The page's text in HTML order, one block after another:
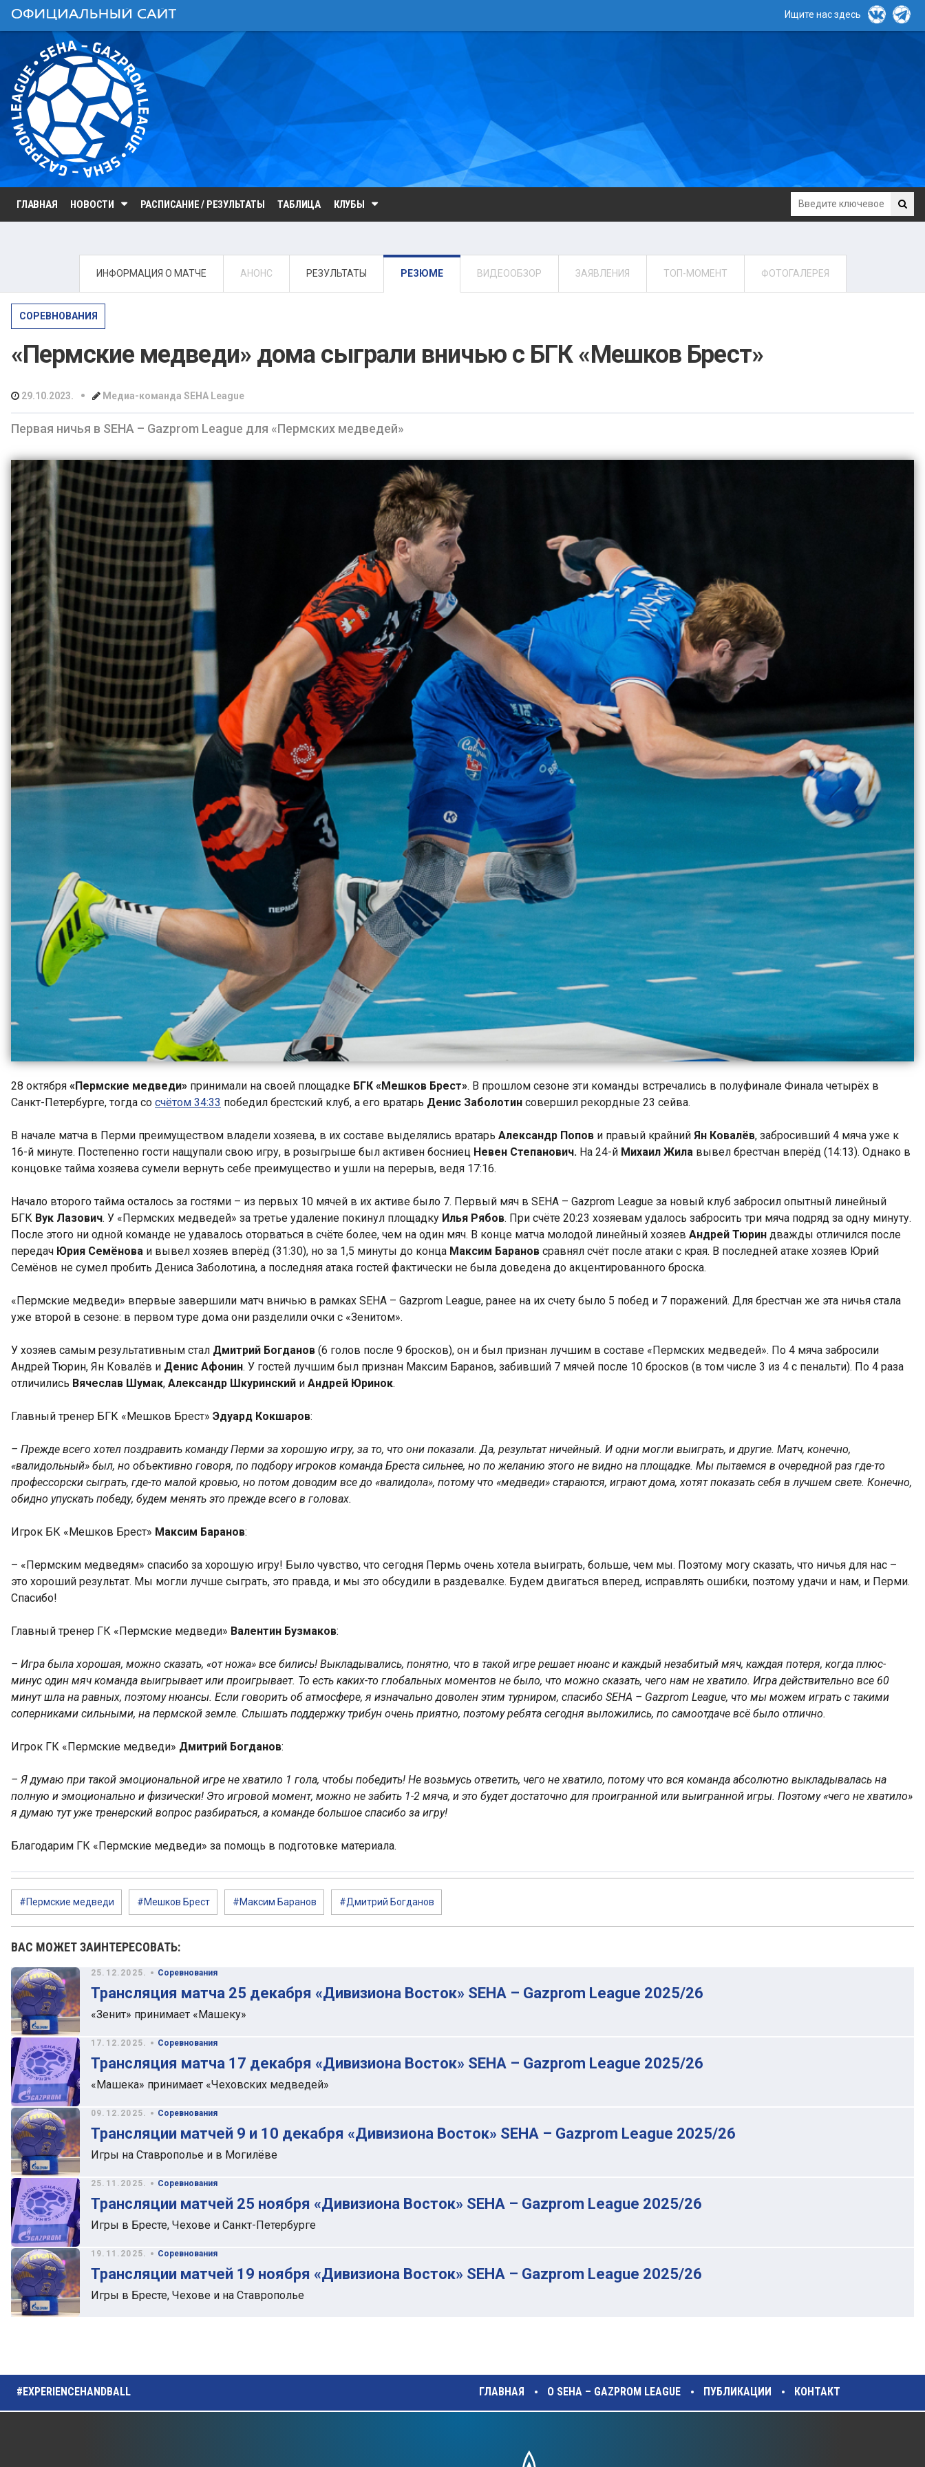
Ищите нас здесь
ГЛАВНАЯ НОВОСТИ РАСПИСАНИЕ / РЕЗУЛЬТАТЫ ТАБЛИЦА КЛУБЫ
ИНФОРМАЦИЯ О МАТЧЕ АНОНС РЕЗУЛЬТАТЫ РЕЗЮМЕ ВИДЕООБЗОР ЗАЯВЛЕНИЯ ТОП-МОМЕНТ ФОТОГАЛЕРЕЯ
СОРЕВНОВАНИЯ
«Пермские медведи» дома сыграли вничью с БГК «Мешков Брест»
29.10.2023. • Медиа-команда SEHA League
Первая ничья в SEHA – Gazprom League для «Пермских медведей»
28 октября «Пермские медведи» принимали на своей площадке БГК «Мешков Брест». В прошлом сезоне эти команды встречались в полуфинале Финала четырёх в
Санкт-Петербурге, тогда со счётом 34:33 победил брестский клуб, а его вратарь Денис Заболотин совершил рекордные 23 сейва.
В начале матча в Перми преимуществом владели хозяева, в их составе выделялись вратарь Александр Попов и правый крайний Ян Ковалёв, забросивший 4 мяча уже к
16-й минуте. Постепенно гости нащупали свою игру, в розыгрыше был активен босниец Невен Степанович. На 24-й Михаил Жила вывел брестчан вперёд (14:13). Однако в
концовке тайма хозяева сумели вернуть себе преимущество и ушли на перерыв, ведя 17:16.
Начало второго тайма осталось за гостями – из первых 10 мячей в их активе было 7. Первый мяч в SEHA – Gazprom League за новый клуб забросил опытный линейный
БГК Вук Лазович. У «Пермских медведей» за третье удаление покинул площадку Илья Рябов. При счёте 20:23 хозяевам удалось забросить три мяча подряд за одну минуту.
После этого ни одной команде не удавалось оторваться в счёте более, чем на один мяч. В конце матча молодой линейный хозяев Андрей Тюрин дважды отличился после
передач Юрия Семёнова и вывел хозяев вперёд (31:30), но за 1,5 минуты до конца Максим Баранов сравнял счёт после атаки с края. В последней атаке хозяев Юрий
Семёнов не сумел пробить Дениса Заболотина, а последняя атака гостей фактически не была доведена до акцентированного броска.
«Пермские медведи» впервые завершили матч вничью в рамках SEHA – Gazprom League, ранее на их счету было 5 побед и 7 поражений. Для брестчан же эта ничья стала
уже второй в сезоне: в первом туре дома они разделили очки с «Зенитом».
У хозяев самым результативным стал Дмитрий Богданов (6 голов после 9 бросков), он и был признан лучшим в составе «Пермских медведей». По 4 мяча забросили
Андрей Тюрин, Ян Ковалёв и Денис Афонин. У гостей лучшим был признан Максим Баранов, забивший 7 мячей после 10 бросков (в том числе 3 из 4 с пенальти). По 4 раза
отличились Вячеслав Шумак, Александр Шкуринский и Андрей Юринок.
Главный тренер БГК «Мешков Брест» Эдуард Кокшаров:
– Прежде всего хотел поздравить команду Перми за хорошую игру, за то, что они показали. Да, результат ничейный. И одни могли выиграть, и другие. Матч, конечно,
«валидольный» был, но объективно говоря, по подбору игроков команда Бреста сильнее, но по желанию этого не видно на площадке. Мы пытаемся в очередной раз где-то
профессорски сыграть, где-то малой кровью, но потом доводим все до «валидола», потому что «медведи» стараются, играют дома, хотят показать себя в лучшем свете. Конечно,
обидно упускать победу, будем менять это прежде всего в головах.
Игрок БК «Мешков Брест» Максим Баранов:
– «Пермским медведям» спасибо за хорошую игру! Было чувство, что сегодня Пермь очень хотела выиграть, больше, чем мы. Поэтому могу сказать, что ничья для нас –
это хороший результат. Мы могли лучше сыграть, это правда, и мы это обсудили в раздевалке. Будем двигаться вперед, исправлять ошибки, поэтому удачи и нам, и Перми.
Спасибо!
Главный тренер ГК «Пермские медведи» Валентин Бузмаков:
– Игра была хорошая, можно сказать, «от ножа» все бились! Выкладывались, понятно, что в такой игре решает нюанс и каждый незабитый мяч, каждая потеря, когда плюс-
минус один мяч команда выигрывает или проигрывает. То есть каких-то глобальных моментов не было, что можно сказать, чего нам не хватило. Игра действительно все 60
минут шла на равных, поэтому нюансы. Если говорить об атмосфере, я изначально доволен этим турниром, спасибо SEHA – Gazprom League, что мы можем играть с такими
соперниками сильными, на пермской земле. Слышать поддержку трибун очень приятно, поэтому ребята сегодня выложились, по самоотдаче всё было отлично.
Игрок ГК «Пермские медведи» Дмитрий Богданов:
– Я думаю при такой эмоциональной игре не хватило 1 гола, чтобы победить! Не возьмусь ответить, чего не хватило, потому что вся команда абсолютно выкладывалась на
полную и эмоционально и физически! Это игровой момент, можно не забить 1-2 мяча, и это будет достаточно для проигранной или выигранной игры. Поэтому «чего не хватило»
я думаю тут уже тренерский вопрос разбираться, а команде большое спасибо за игру!
Благодарим ГК «Пермские медведи» за помощь в подготовке материала.
#Пермские медведи #Мешков Брест #Максим Баранов #Дмитрий Богданов
ВАС МОЖЕТ ЗАИНТЕРЕСОВАТЬ:
25.12.2025. • Соревнования
Трансляция матча 25 декабря «Дивизиона Восток» SEHA – Gazprom League 2025/26
«Зенит» принимает «Машеку»
17.12.2025. • Соревнования
Трансляция матча 17 декабря «Дивизиона Восток» SEHA – Gazprom League 2025/26
«Машека» принимает «Чеховских медведей»
09.12.2025. • Соревнования
Трансляции матчей 9 и 10 декабря «Дивизиона Восток» SEHA – Gazprom League 2025/26
Игры на Ставрополье и в Могилёве
25.11.2025. • Соревнования
Трансляции матчей 25 ноября «Дивизиона Восток» SEHA – Gazprom League 2025/26
Игры в Бресте, Чехове и Санкт-Петербурге
19.11.2025. • Соревнования
Трансляции матчей 19 ноября «Дивизиона Восток» SEHA – Gazprom League 2025/26
Игры в Бресте, Чехове и на Ставрополье
#EXPERIENCEHANDBALL ГЛАВНАЯ О SEHA – GAZPROM LEAGUE ПУБЛИКАЦИИ КОНТАКТ